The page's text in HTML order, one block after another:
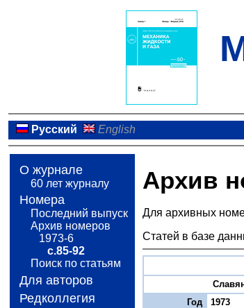
Русский English
О журнале
60 лет журналу
Номера
Последний выпуск
Архив номеров
1973-6
с.85-92
Поиск по статьям
Для авторов
Редколлегия
Архив
Для архивных
Статей в базе
Год
1973